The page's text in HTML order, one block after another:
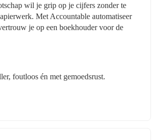
wil je grip op je cijfers zonder te
Met Accountable automatiseer
je op een boekhouder voor de
foutloos én met gemoedsrust.